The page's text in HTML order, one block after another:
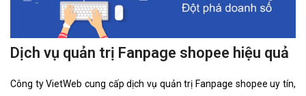
Dịch vụ quản trị Fanpage shopee hiệu quả
Công ty VietWeb cung cấp dịch vụ quản trị Fanpage shopee uy tín,